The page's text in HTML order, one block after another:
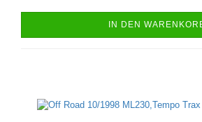
IN DEN